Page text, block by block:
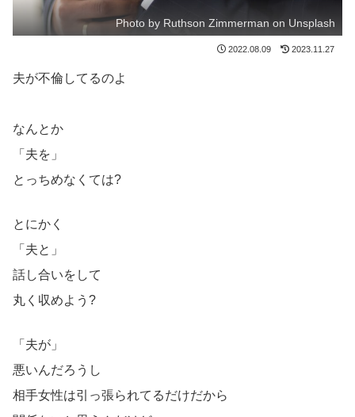
Photo by Ruthson Zimmerman on Unsplash
2022.08.09 2023.11.27
夫が不倫してるのよ
なんとか
「夫を」
とっちめなくては?
とにかく
「夫と」
話し合いをして
丸く収めよう?
「夫が」
悪いんだろうし
相手女性は引っ張られてるだけだから